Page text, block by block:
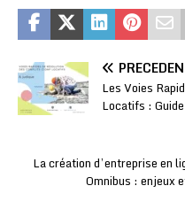
Les Voies
Locatifs :
La création d’entreprise en
Omnibus : enjeux